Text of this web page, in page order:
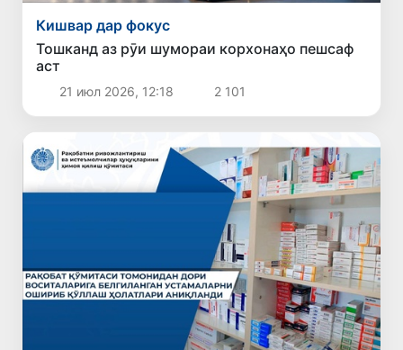
Кишвар дар фокус
Тошканд аз рӯи шумораи корхонаҳо пешсаф
аст
21 июл 2026, 12:18 2 101